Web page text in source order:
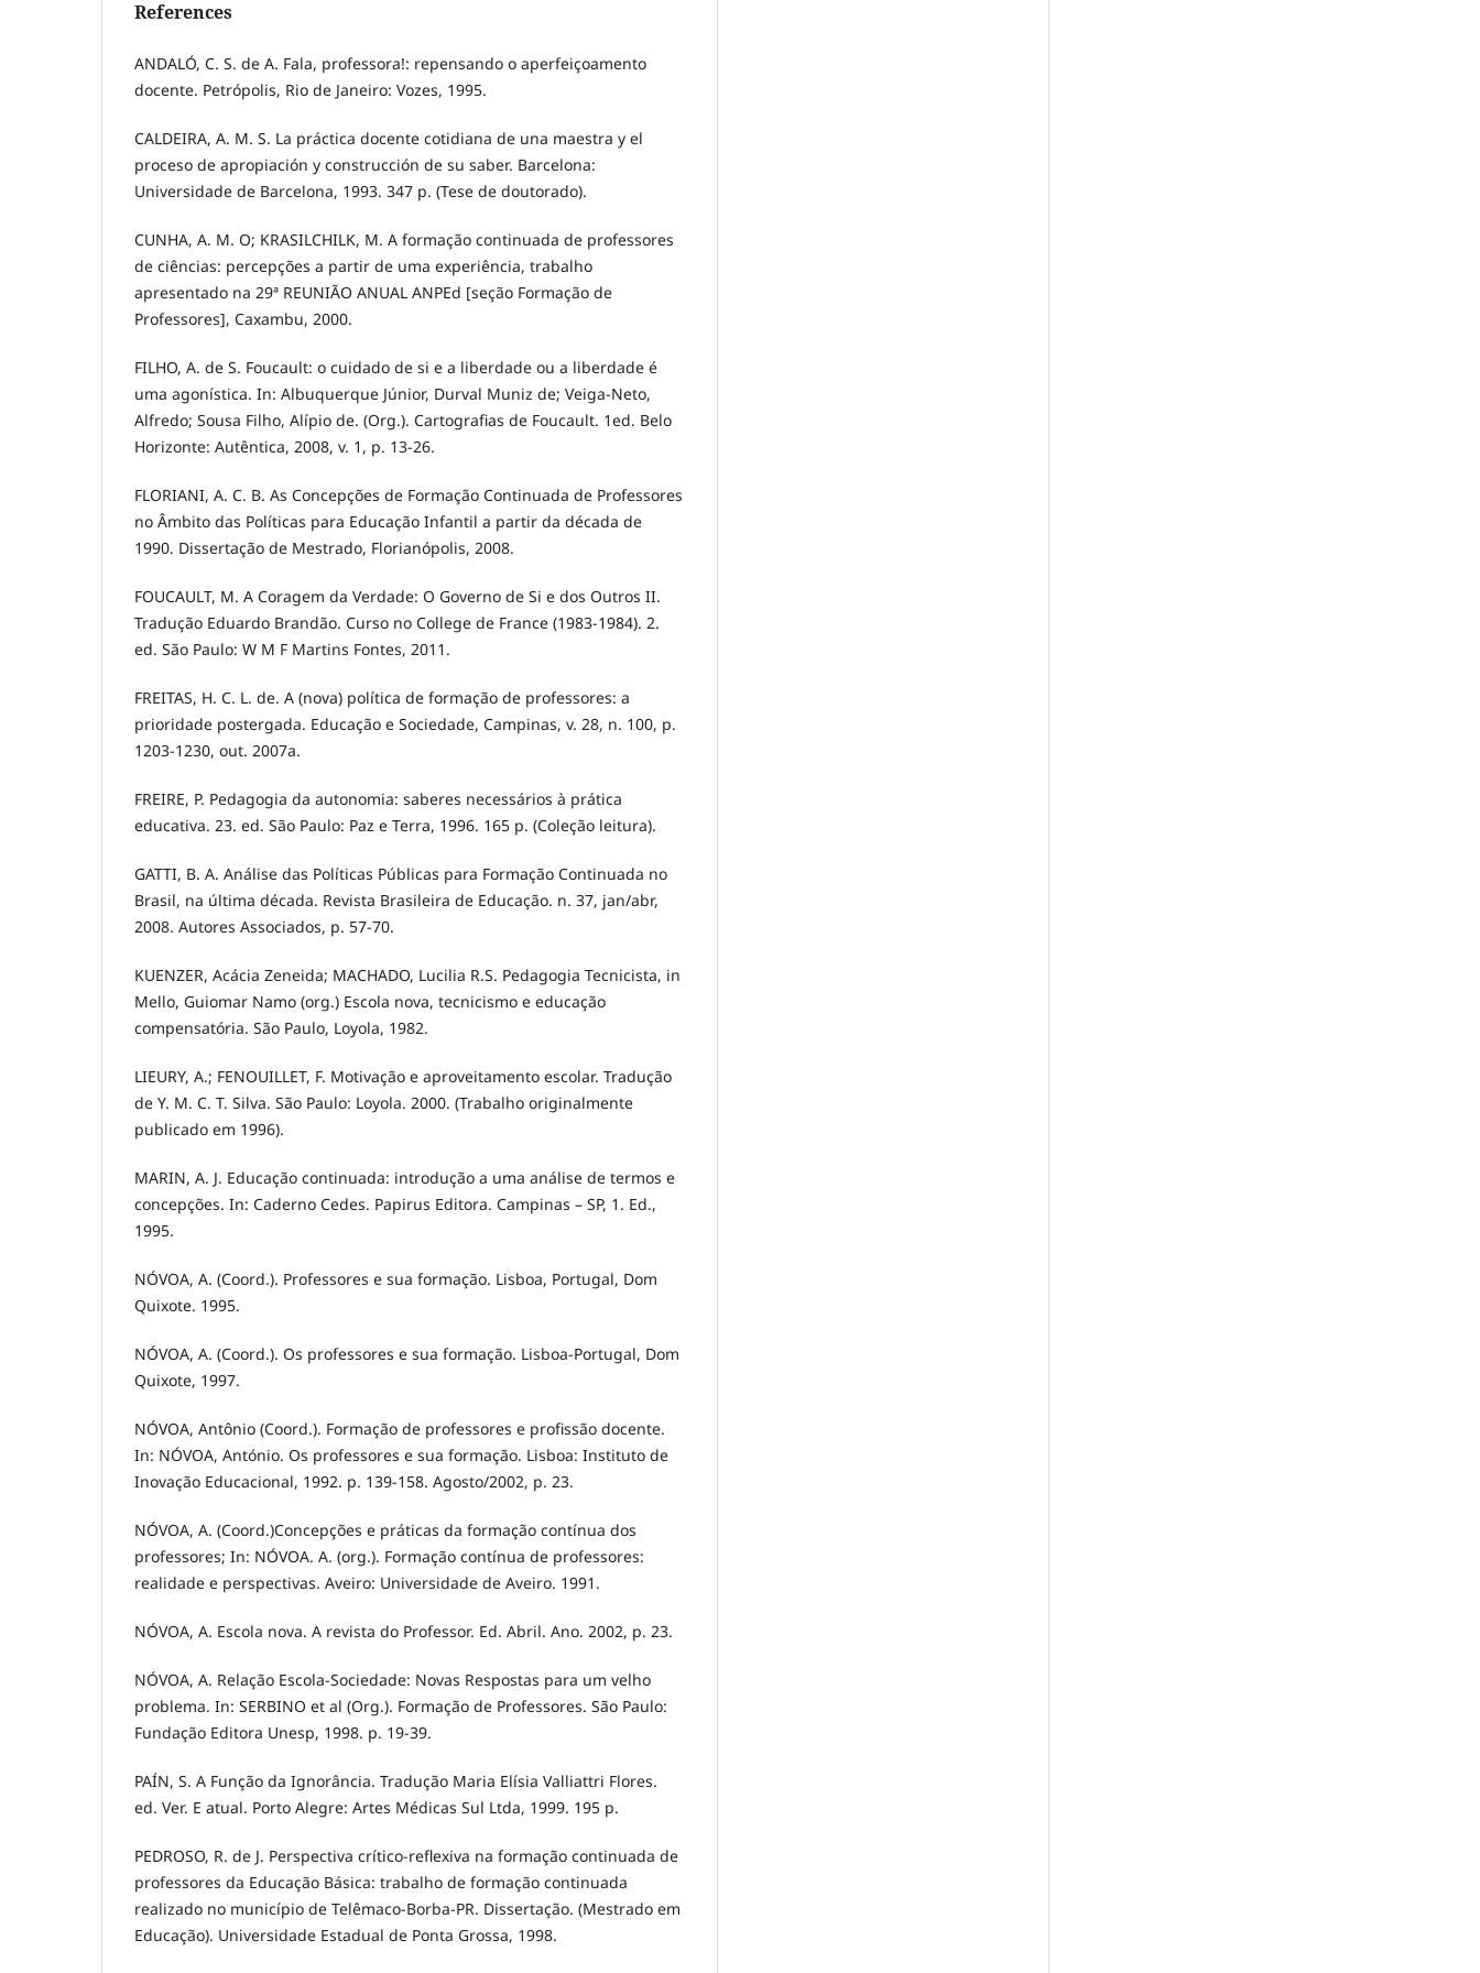
References
ANDALÓ, C. S. de A. Fala, professora!: repensando o aperfeiçoamento
docente. Petrópolis, Rio de Janeiro: Vozes, 1995.
CALDEIRA, A. M. S. La práctica docente cotidiana de una maestra y el
proceso de apropiación y construcción de su saber. Barcelona:
Universidade de Barcelona, 1993. 347 p. (Tese de doutorado).
CUNHA, A. M. O; KRASILCHILK, M. A formação continuada de professores
de ciências: percepções a partir de uma experiência, trabalho
apresentado na 29ª REUNIÃO ANUAL ANPEd [seção Formação de
Professores], Caxambu, 2000.
FILHO, A. de S. Foucault: o cuidado de si e a liberdade ou a liberdade é
uma agonística. In: Albuquerque Júnior, Durval Muniz de; Veiga-Neto,
Alfredo; Sousa Filho, Alípio de. (Org.). Cartografias de Foucault. 1ed. Belo
Horizonte: Autêntica, 2008, v. 1, p. 13-26.
FLORIANI, A. C. B. As Concepções de Formação Continuada de Professores
no Âmbito das Políticas para Educação Infantil a partir da década de
1990. Dissertação de Mestrado, Florianópolis, 2008.
FOUCAULT, M. A Coragem da Verdade: O Governo de Si e dos Outros II.
Tradução Eduardo Brandão. Curso no College de France (1983-1984). 2.
ed. São Paulo: W M F Martins Fontes, 2011.
FREITAS, H. C. L. de. A (nova) política de formação de professores: a
prioridade postergada. Educação e Sociedade, Campinas, v. 28, n. 100, p.
1203-1230, out. 2007a.
FREIRE, P. Pedagogia da autonomia: saberes necessários à prática
educativa. 23. ed. São Paulo: Paz e Terra, 1996. 165 p. (Coleção leitura).
GATTI, B. A. Análise das Políticas Públicas para Formação Continuada no
Brasil, na última década. Revista Brasileira de Educação. n. 37, jan/abr,
2008. Autores Associados, p. 57-70.
KUENZER, Acácia Zeneida; MACHADO, Lucilia R.S. Pedagogia Tecnicista, in
Mello, Guiomar Namo (org.) Escola nova, tecnicismo e educação
compensatória. São Paulo, Loyola, 1982.
LIEURY, A.; FENOUILLET, F. Motivação e aproveitamento escolar. Tradução
de Y. M. C. T. Silva. São Paulo: Loyola. 2000. (Trabalho originalmente
publicado em 1996).
MARIN, A. J. Educação continuada: introdução a uma análise de termos e
concepções. In: Caderno Cedes. Papirus Editora. Campinas – SP, 1. Ed.,
1995.
NÓVOA, A. (Coord.). Professores e sua formação. Lisboa, Portugal, Dom
Quixote. 1995.
NÓVOA, A. (Coord.). Os professores e sua formação. Lisboa-Portugal, Dom
Quixote, 1997.
NÓVOA, Antônio (Coord.). Formação de professores e profissão docente.
In: NÓVOA, António. Os professores e sua formação. Lisboa: Instituto de
Inovação Educacional, 1992. p. 139-158. Agosto/2002, p. 23.
NÓVOA, A. (Coord.)Concepções e práticas da formação contínua dos
professores; In: NÓVOA. A. (org.). Formação contínua de professores:
realidade e perspectivas. Aveiro: Universidade de Aveiro. 1991.
NÓVOA, A. Escola nova. A revista do Professor. Ed. Abril. Ano. 2002, p. 23.
NÓVOA, A. Relação Escola-Sociedade: Novas Respostas para um velho
problema. In: SERBINO et al (Org.). Formação de Professores. São Paulo:
Fundação Editora Unesp, 1998. p. 19-39.
PAÍN, S. A Função da Ignorância. Tradução Maria Elísia Valliattri Flores.
ed. Ver. E atual. Porto Alegre: Artes Médicas Sul Ltda, 1999. 195 p.
PEDROSO, R. de J. Perspectiva crítico-reflexiva na formação continuada de
professores da Educação Básica: trabalho de formação continuada
realizado no município de Telêmaco-Borba-PR. Dissertação. (Mestrado em
Educação). Universidade Estadual de Ponta Grossa, 1998.